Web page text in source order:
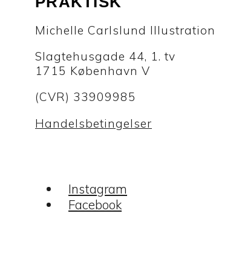
Michelle Carlslund Illustration
Slagtehusgade 44, 1. tv
1715 København V
(CVR) 33909985
Handelsbetingelser
Instagram
Facebook